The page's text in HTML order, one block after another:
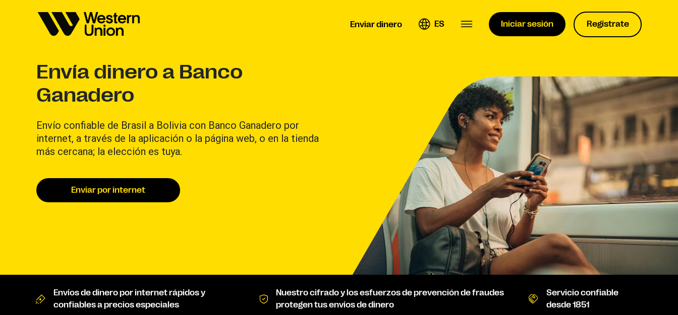
Enviar dinero ES Iniciar sesión Regístrate
Envía dinero a Banco
Ganadero
Envío confiable de Brasil a Bolivia con Banco Ganadero por
internet, a través de la aplicación o la página web, o en la tienda
más cercana; la elección es tuya.
Enviar por internet
Envíos de dinero por internet rápidos y
confiables a precios especiales
Nuestro cifrado y los esfuerzos de prevención de fraudes
protegen tus envíos de dinero
Servicio confiable
desde 1851